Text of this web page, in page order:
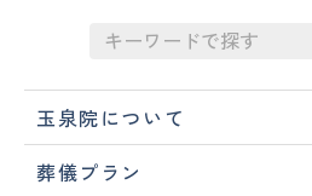
玉泉院について
葬儀プラン